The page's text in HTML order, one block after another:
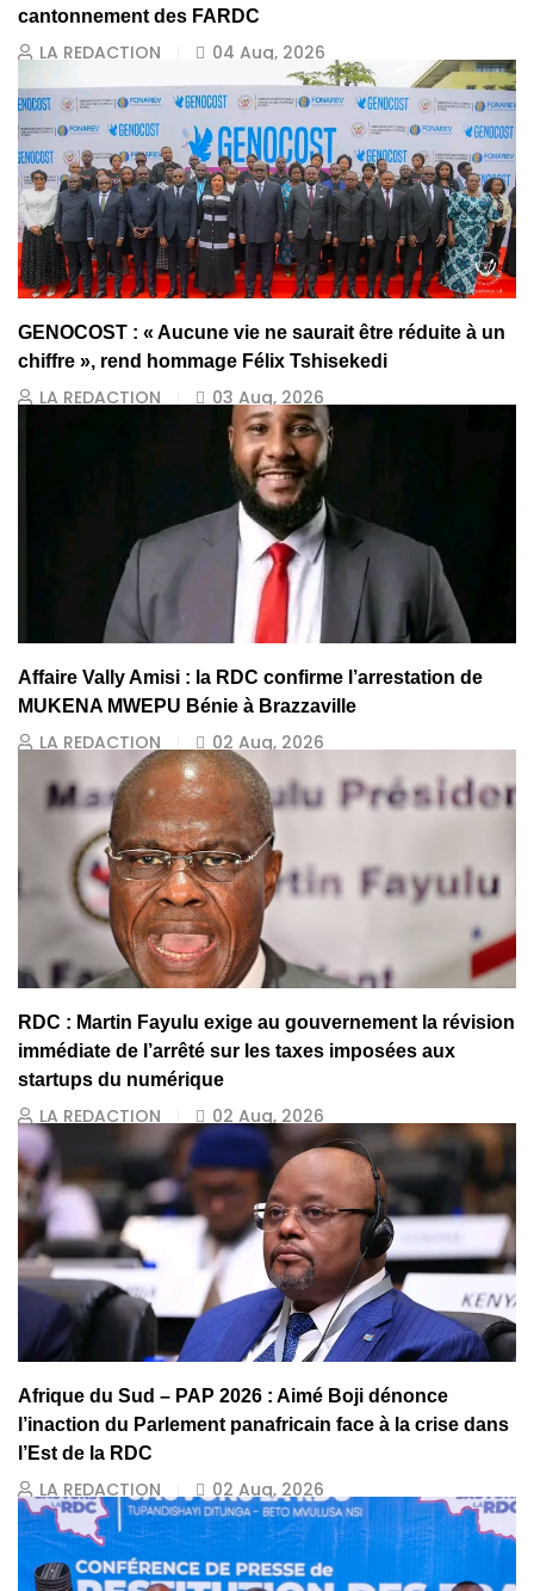
cantonnement des FARDC
LA REDACTION 04 Aug, 2026
GENOCOST : « Aucune vie ne saurait être réduite à un
chiffre », rend hommage Félix Tshisekedi
LA REDACTION 03 Aug, 2026
Affaire Vally Amisi : la RDC confirme l’arrestation de
MUKENA MWEPU Bénie à Brazzaville
LA REDACTION 02 Aug, 2026
RDC : Martin Fayulu exige au gouvernement la révision
immédiate de l’arrêté sur les taxes imposées aux
startups du numérique
LA REDACTION 02 Aug, 2026
Afrique du Sud – PAP 2026 : Aimé Boji dénonce
l’inaction du Parlement panafricain face à la crise dans
l’Est de la RDC
LA REDACTION 02 Aug, 2026